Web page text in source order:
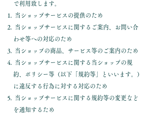
で利用致します。
当ショップサービスの提供のため
当ショップサービスに関するご案内、お問い合
わせ等への対応のため
当ショップの商品、サービス等のご案内のため
当ショップサービスに関する当ショップの規
約、ポリシー等（以下「規約等」といいます。）
に違反する行為に対する対応のため
当ショップサービスに関する規約等の変更など
を通知するため